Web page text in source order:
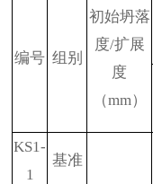
编号 组别
初始坍落
度/扩展
度
（mm）
KS1-
1
基准